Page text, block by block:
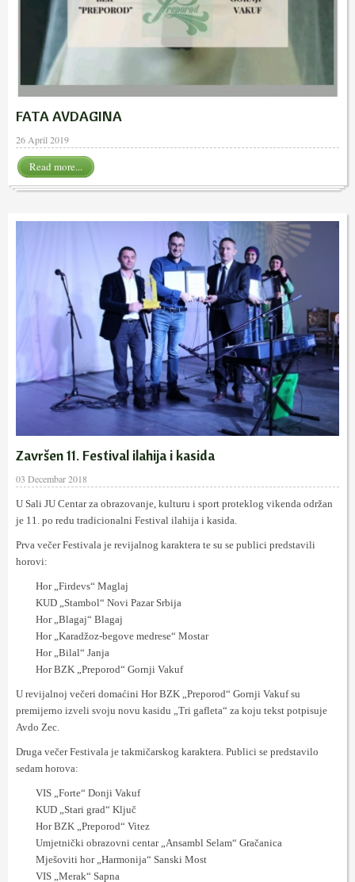
FATA AVDAGINA
26 April 2019
Read more...
Završen 11. Festival ilahija i kasida
03 Decembar 2018
U Sali JU Centar za obrazovanje, kulturu i sport proteklog vikenda održan
je 11. po redu tradicionalni Festival ilahija i kasida.
Prva večer Festivala je revijalnog karaktera te su se publici predstavili
horovi:
Hor „Firdevs“ Maglaj
KUD „Stambol“ Novi Pazar Srbija
Hor „Blagaj“ Blagaj
Hor „Karadžoz-begove medrese“ Mostar
Hor „Bilal“ Janja
Hor BZK „Preporod“ Gornji Vakuf
U revijalnoj večeri domaćini Hor BZK „Preporod“ Gornji Vakuf su
premijerno izveli svoju novu kasidu „Tri gafleta“ za koju tekst potpisuje
Avdo Zec.
Druga večer Festivala je takmičarskog karaktera. Publici se predstavilo
sedam horova:
VIS „Forte“ Donji Vakuf
KUD „Stari grad“ Ključ
Hor BZK „Preporod“ Vitez
Umjetnički obrazovni centar „Ansambl Selam“ Gračanica
Mješoviti hor „Harmonija“ Sanski Most
VIS „Merak“ Sapna